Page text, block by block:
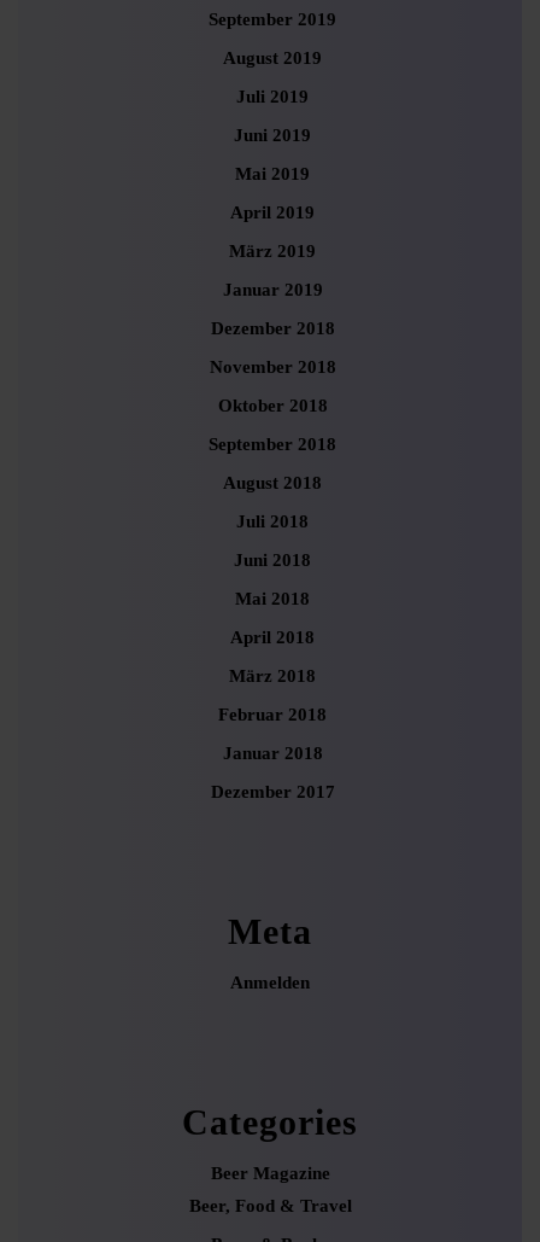
September 2019
August 2019
Juli 2019
Juni 2019
Mai 2019
April 2019
März 2019
Januar 2019
Dezember 2018
November 2018
Oktober 2018
September 2018
August 2018
Juli 2018
Juni 2018
Mai 2018
April 2018
März 2018
Februar 2018
Januar 2018
Dezember 2017
Meta
Anmelden
Categories
Beer Magazine
Beer, Food & Travel